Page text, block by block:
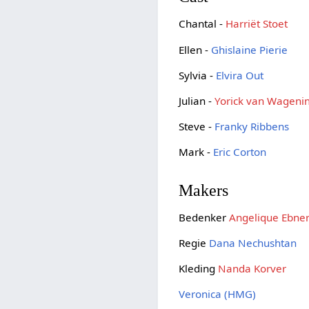
Chantal - Harriët Stoet
Ellen - Ghislaine Pierie
Sylvia - Elvira Out
Julian -Yorick van
Steve - Franky Ribbens
Mark - Eric Corton
Makers
BedenkerAngelique Ebner
Regie Dana Nechushtan
Kleding Nanda Korver
Veronica (HMG)